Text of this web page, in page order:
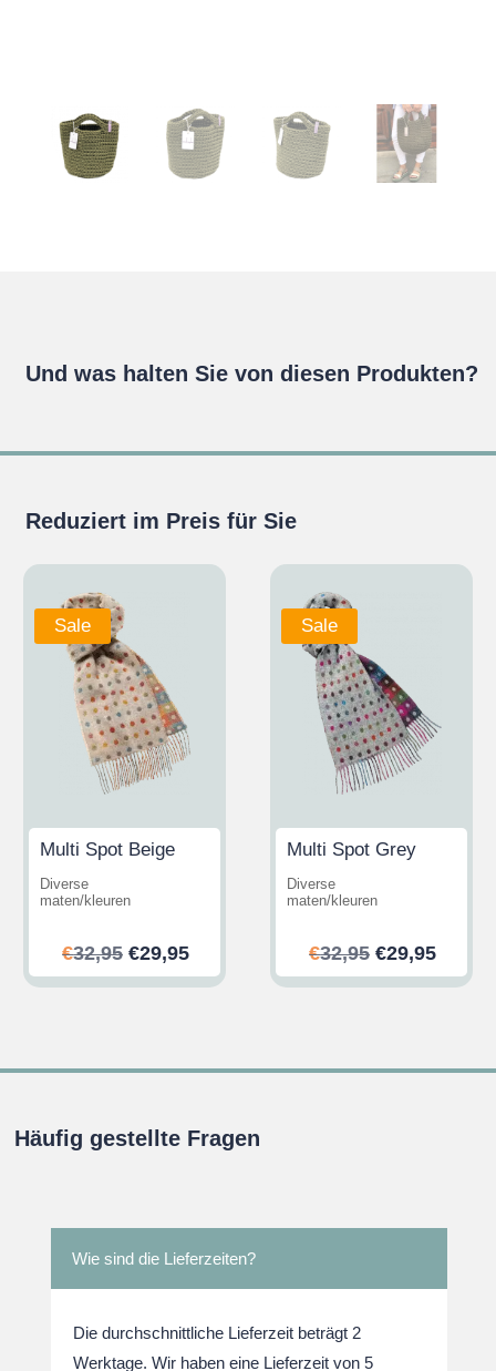
Und was halten Sie von diesen Produkten?
Reduziert im Preis für Sie
Sale
Multi Spot Beige
Diverse
maten/kleuren
€32,95 Ursprünglicher
Preis
€29,95Aktueller
Preis
Sale
Multi Spot Grey
Diverse
maten/kleuren
€32,95
Preis
€29,95
Preis
Häufig gestellte Fragen
Wie sind die Lieferzeiten?
Die durchschnittliche Lieferzeit beträgt 2
Werktage. Wir haben eine Lieferzeit von 5